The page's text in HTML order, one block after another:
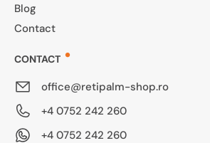
Blog
Contact
CONTACT
office@retipalm-shop.ro
+4 0752 242 260
+4 0752 242 260